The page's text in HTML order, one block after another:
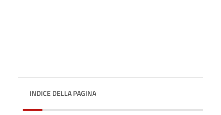
INDICE DELLA PAGINA